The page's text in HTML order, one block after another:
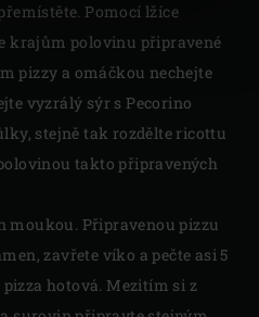
Pomocí lžíce
krajům polovinu připravené
pizzy a omáčkou nechejte
vyzrálý sýr s Pecorino
stejně tak rozdělte ricottu
takto připravených
moukou. Připravenou pizzu
zavřete víko a pečte asi 5
hotová. Mezitím si z